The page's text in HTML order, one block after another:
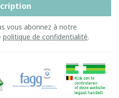
vous abonnez à notre
politique de confidentialité.